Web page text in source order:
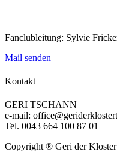
Fanclubleitung: Sylvie
Mail senden
Kontakt
GERI TSCHANN
e-mail:
Tel. 0043 664 100 87 01
Copyright ® Geri der